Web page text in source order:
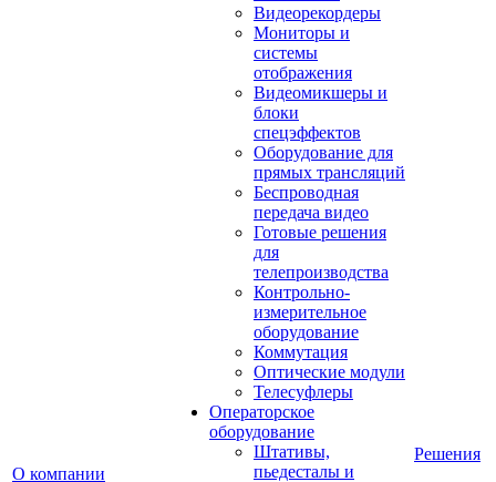
О компании
Видеорекордеры
Мониторы и
системы
отображения
Видеомикшеры и
блоки
спецэффектов
Оборудование для
прямых трансляций
Беспроводная
передача видео
Готовые решения
для
телепроизводства
Контрольно-
измерительное
оборудование
Коммутация
Оптические модули
Телесуфлеры
Операторское
оборудование
Штативы,
пьедесталы и
Решения